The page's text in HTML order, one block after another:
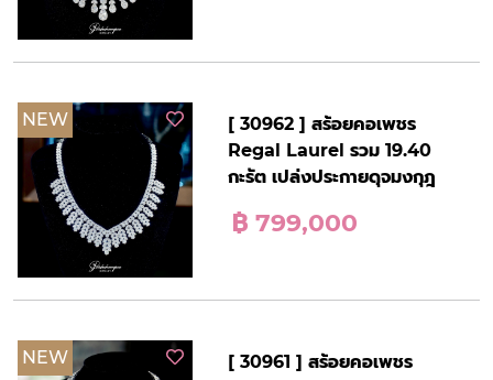
NEW
[ 30962 ] สร้อยคอเพชร
Regal Laurel รวม 19.40
กะรัต เปล่งประกายดุจมงกุฎ
฿ 799,000
NEW
[ 30961 ] สร้อยคอเพชร